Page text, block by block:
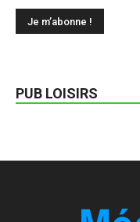
PUB LOISIRS